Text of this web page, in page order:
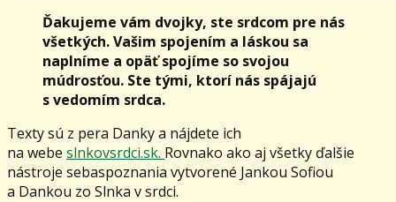
Ďakujeme vám dvojky, ste srdcom pre nás
všetkých. Vašim spojením a láskou sa
naplníme a opäť spojíme so svojou
múdrosťou. Ste tými, ktorí nás spájajú
s vedomím srdca.
Texty sú z pera Danky a nájdete ich
na webe slnkovsrdci.sk. Rovnako ako aj všetky ďalšie
nástroje sebaspoznania vytvorené Jankou Sofiou
a Dankou zo Slnka v srdci.